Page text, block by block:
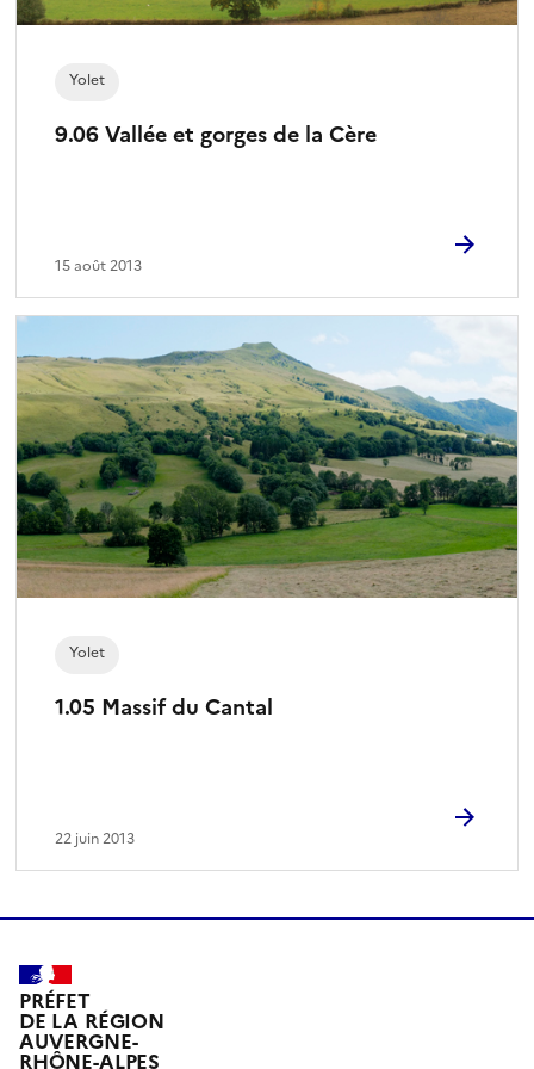
é
9.06 Vallée et gorges de la Cère
Yolet
15 août 2013
1.05 Massif du Cantal
Yolet
22 juin 2013
PRÉFET
DE LA RÉGION
AUVERGNE-
RHÔNE-ALPES